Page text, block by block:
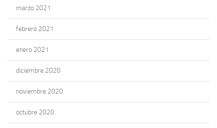
marzo 2021
febrero 2021
enero 2021
diciembre 2020
noviembre 2020
octubre 2020